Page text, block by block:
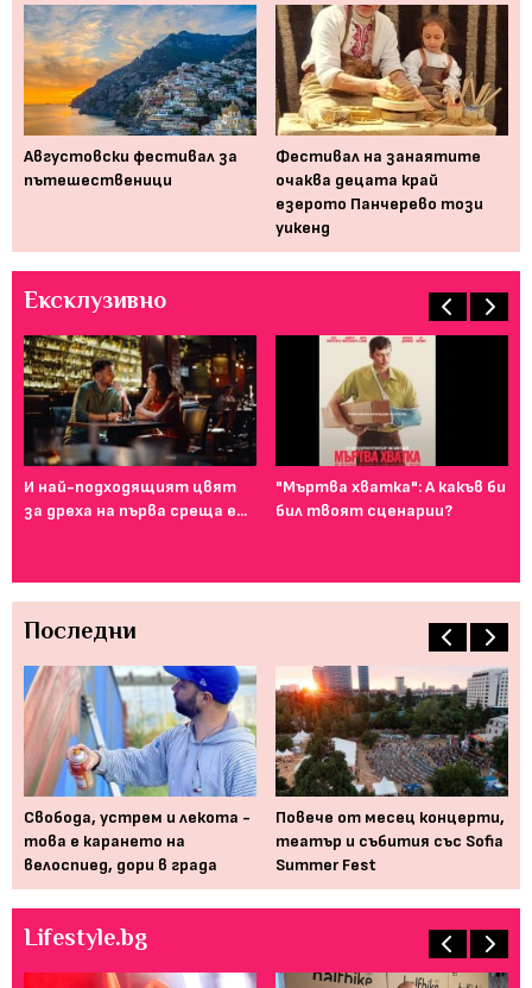
Августовски фестивал за
пътешественици
Фестивал на занаятите
очаква децата край
езерото Панчерево този
уикенд
Ексклузивно
И най-подходящият цвят
за дреха на първа среща е...
"Мъртва хватка": А какъв би
бил твоят сценарии?
Последни
Свобода, устрем и лекота -
това е карането на
велоспиед, дори в града
Повече от месец концерти,
театър и събития със Sofia
Summer Fest
Lifestyle.bg